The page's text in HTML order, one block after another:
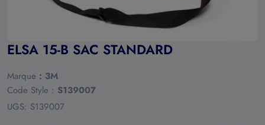
ELSA 15-B SAC STANDARD
Marque : 3M
Code Style : S139007
UGS: S139007